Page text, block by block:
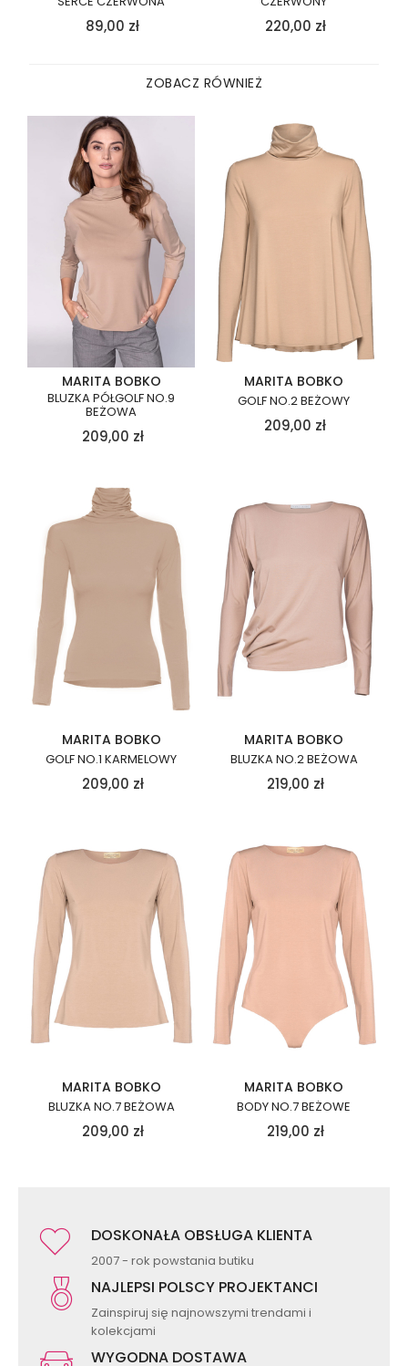
89,00 zł 220,00 zł
ZOBACZ RÓWNIEŻ
MARITA BOBKO
BLUZKA PÓŁGOLF NO.9
BEŻOWA
209,00 zł
MARITA BOBKO
GOLF NO.2 BEŻOWY
209,00 zł
MARITA BOBKO
GOLF NO.1 KARMELOWY
209,00 zł
MARITA BOBKO
BLUZKA NO.2 BEŻOWA
219,00 zł
MARITA BOBKO
BLUZKA NO.7 BEŻOWA
209,00 zł
MARITA BOBKO
BODY NO.7 BEŻOWE
219,00 zł
DOSKONAŁA OBSŁUGA KLIENTA
2007 - rok powstania butiku
NAJLEPSI POLSCY PROJEKTANCI
Zainspiruj się najnowszymi trendami i
kolekcjami
WYGODNA DOSTAWA